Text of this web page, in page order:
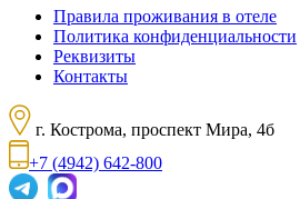
Правила проживания в отеле
Политика конфиденциальности
Реквизиты
Контакты
г. Кострома, проспект Мира, 4б
+7 (4942) 642-800